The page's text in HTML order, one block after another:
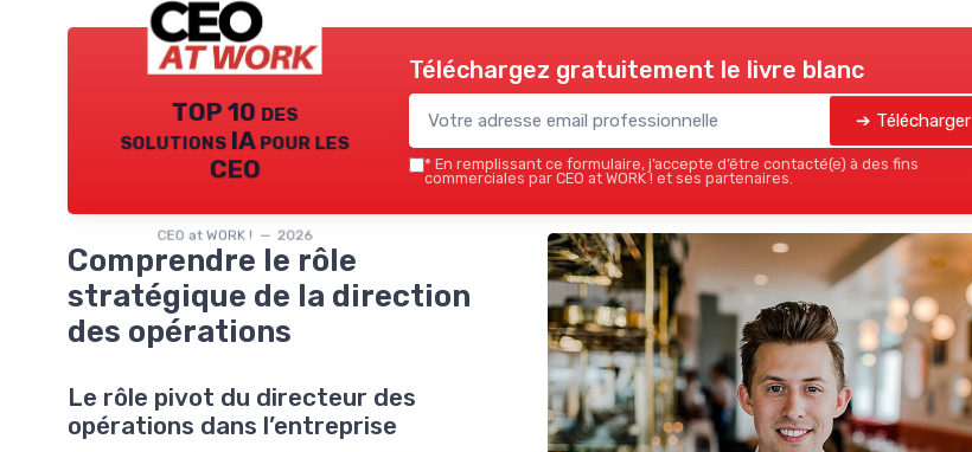
TOP 10 des
solutions IA pour les
CEO
CEO at WORK ! — 2026
Téléchargez gratuitement le livre blanc
➔ Télécharger
* En remplissant ce formulaire, j’accepte d’être contacté(e) à des fins
commerciales par CEO at WORK ! et ses partenaires.
Comprendre le rôle
stratégique de la direction
des opérations
Le rôle pivot du directeur des
opérations dans l’entreprise